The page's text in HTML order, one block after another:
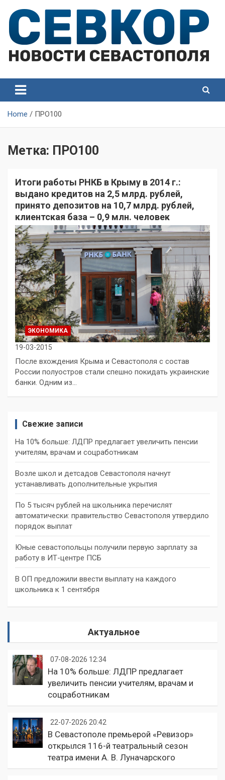
content
Севастополя
Севастополя
Home ПРО100
Метка: ПРО100
Итоги работы РНКБ в Крыму в 2014 г.:
выдано кредитов на 2,5 млрд. рублей,
принято депозитов на 10,7 млрд. рублей,
клиентская база – 0,9 млн. человек
ЭКОНОМИКА
19-03-2015
После вхождения Крыма и Севастополя с состав
России полуостров стали спешно покидать украинские
банки. Одним из…
Свежие записи
На 10% больше: ЛДПР предлагает увеличить пенсии
учителям, врачам и соцработникам
Возле школ и детсадов Севастополя начнут
устанавливать дополнительные укрытия
По 5 тысяч рублей на школьника перечислят
автоматически: правительство Севастополя утвердило
порядок выплат
Юные севастопольцы получили первую зарплату за
работу в ИТ-центре ПСБ
В ОП предложили ввести выплату на каждого
школьника к 1 сентября
Актуальное
07-08-2026 12:34
На 10% больше: ЛДПР предлагает
увеличить пенсии учителям, врачам и
соцработникам
22-07-2026 20:42
В Севастополе премьерой «Ревизор»
открылся 116-й театральный сезон
театра имени А. В. Луначарского